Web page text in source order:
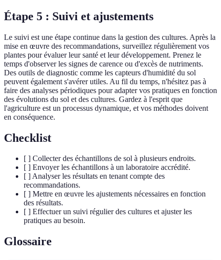
Étape 5 : Suivi et ajustements
Le suivi est une étape continue dans la gestion des cultures. Après la
mise en œuvre des recommandations, surveillez régulièrement vos
plantes pour évaluer leur santé et leur développement. Prenez le
temps d'observer les signes de carence ou d'excès de nutriments.
Des outils de diagnostic comme les capteurs d'humidité du sol
peuvent également s'avérer utiles. Au fil du temps, n'hésitez pas à
faire des analyses périodiques pour adapter vos pratiques en fonction
des évolutions du sol et des cultures. Gardez à l'esprit que
l'agriculture est un processus dynamique, et vos méthodes doivent
en conséquence.
Checklist
[ ] Collecter des échantillons de sol à plusieurs endroits.
[ ] Envoyer les échantillons à un laboratoire accrédité.
[ ] Analyser les résultats en tenant compte des
recommandations.
[ ] Mettre en œuvre les ajustements nécessaires en fonction
des résultats.
[ ] Effectuer un suivi régulier des cultures et ajuster les
pratiques au besoin.
Glossaire